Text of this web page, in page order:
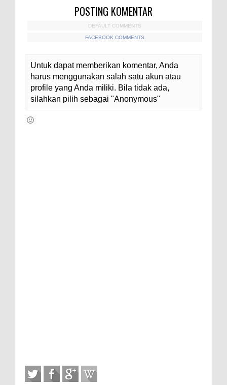
POSTING KOMENTAR
DEFAULT COMMENTS
FACEBOOK COMMENTS
Untuk dapat memberikan komentar, Anda
harus menggunakan salah satu akun atau
profile yang Anda miliki. Bila tidak ada,
silahkan pilih sebagai "Anonymous"